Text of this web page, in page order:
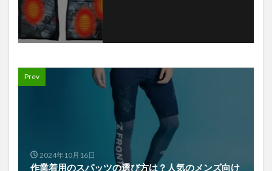
Prev
2024年10月16日
作業着用のスパッツの選び方は？人気のメンズ向け